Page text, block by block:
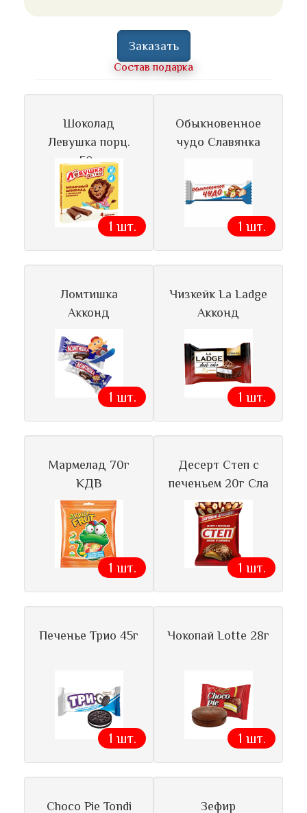
Заказать
Состав подарка
Шоколад
Левушка порц.
50г
1 шт.
Обыкновенное
чудо Славянка
1 шт.
Ломтишка
Акконд
1 шт.
Чизкейк La Ladge
Акконд
1 шт.
Мармелад 70г
КДВ
1 шт.
Десерт Степ с
печеньем 20г Сла
1 шт.
Печенье Трио 45г
1 шт.
Чокопай Lotte 28г
1 шт.
Choco Pie Tondi Зефир